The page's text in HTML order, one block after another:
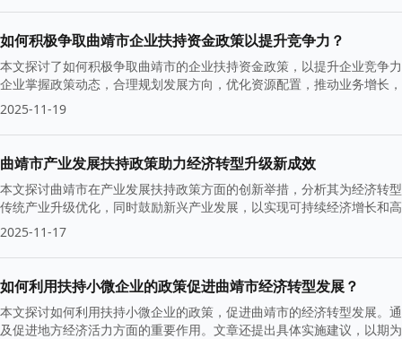
如何积极争取曲靖市企业扶持资金政策以提升竞争力？
本文探讨了如何积极争取曲靖市的企业扶持资金政策，以提升企业竞争
企业掌握政策动态，合理规划发展方向，优化资源配置，推动业务增长
2025-11-19
曲靖市产业发展扶持政策助力经济转型升级新成效
本文探讨曲靖市在产业发展扶持政策方面的创新举措，分析其为经济转
传统产业升级优化，同时鼓励新兴产业发展，以实现可持续经济增长和
2025-11-17
如何利用扶持小微企业的政策促进曲靖市经济转型发展？
本文探讨如何利用扶持小微企业的政策，促进曲靖市的经济转型发展。
及促进地方经济活力方面的重要作用。文章还提出具体实施建议，以期